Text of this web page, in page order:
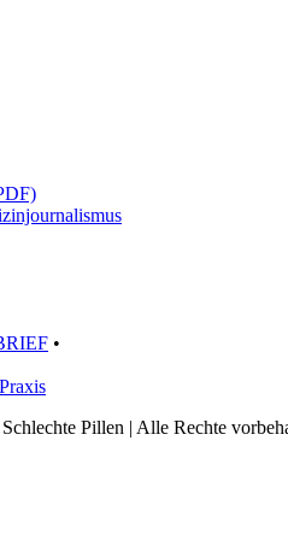
•
Pillen | Alle Rechte